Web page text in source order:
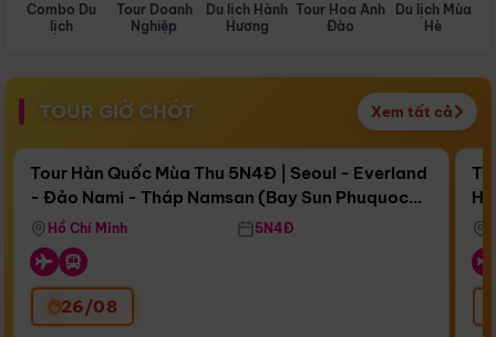
Combo Du
lịch
Tour Doanh
Nghiệp
Du lịch Hành
Hương
Tour Hoa Anh
Đào
Du lịch Mùa
Hè
TOUR GIỜ CHÓT Xem tất cả
Còn17 ngày 08:08:04
Bay Sun Phuquoc Airways
Điểm nổi bật
Tour Hàn Quốc Mùa Thu 5N4Đ | Seoul - Everland
- Đảo Nami - Tháp Namsan (Bay Sun Phuquoc
Airways)
Hồ Chí Minh 5N4Đ
26/08